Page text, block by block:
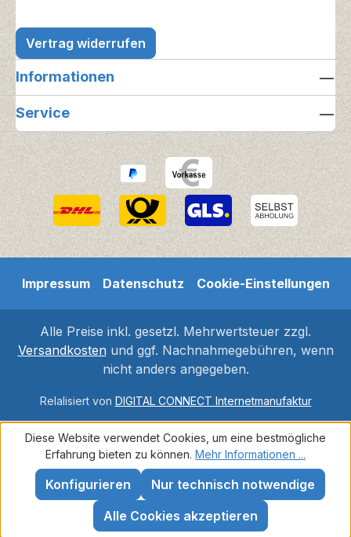
Vertrag widerrufen
Informationen
Service
Impressum Datenschutz Cookie-Einstellungen
Alle Preise inkl. gesetzl. Mehrwertsteuer zzgl.
Versandkostenund ggf. Nachnahmegebühren, wenn
nicht anders angegeben.
Relalisiert von DIGITAL CONNECT Internetmanufaktur
Diese Website verwendet Cookies, um eine bestmögliche
Erfahrung bieten zu können. Mehr Informationen ...
Nur technisch notwendige
Konfigurieren
Alle Cookies akzeptieren